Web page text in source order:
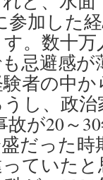
加した
。数十
忌避感
者の中
し、政
が20～
だった
ていた